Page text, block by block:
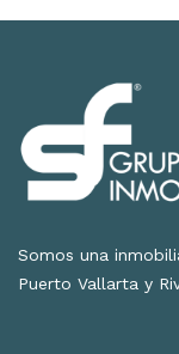
Somos una
Puerto Vallarta y